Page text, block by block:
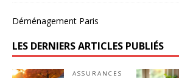
Déménagement Paris
LES DERNIERS ARTICLES PUBLIÉS
ASSURANCES